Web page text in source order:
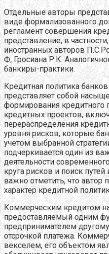
Отдельные авторы
виде формализованного
регламент совершения
представление, в
иностранных авторов
Ф, Гросиана Р.К.
банкиры-практики.
Кредитная политика
представляет собой
формирования кредитного
кредитных проектов,
перераспределения
уровня рисков, которые
учетом выбранной
подчеркивается один из
деятельности
круга рисков и поиск
важно отметить, что автор
характер кредитной
Коммерческим кредитом
предоставляемый одним
предпринимателем
отсрочкой платежа.
векселем, его объектом